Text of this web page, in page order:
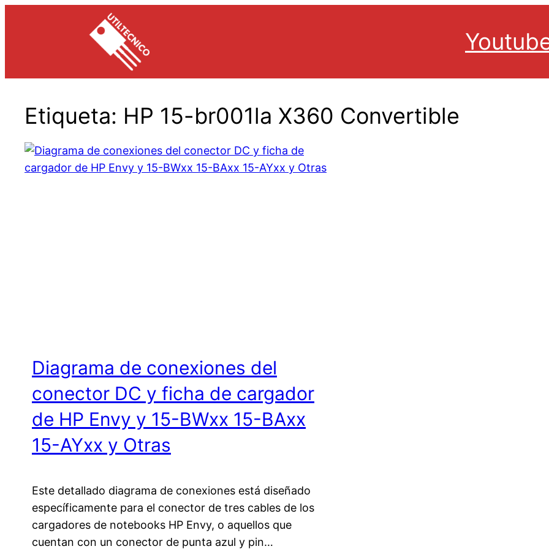
Etiqueta: HP 15-br001la X360 Convertible
Diagrama de conexiones del
conector DC y ficha de cargador
de HP Envy y 15-BWxx 15-BAxx
15-AYxx y Otras
Este detallado diagrama de conexiones está diseñado
específicamente para el conector de tres cables de los
cargadores de notebooks HP Envy, o aquellos que
cuentan con un conector de punta azul y pin…